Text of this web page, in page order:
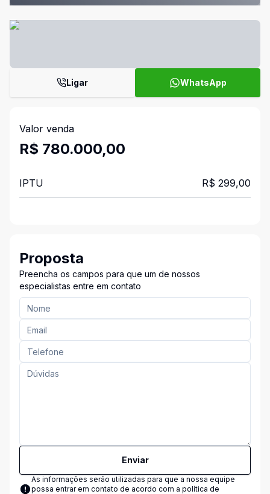
Ligar WhatsApp
Valor venda
R$ 780.000,00
IPTU R$ 299,00
Proposta
Preencha os campos para que um de nossos
especialistas entre em contato
Enviar
As informações serão utilizadas para que a nossa equipe
possa entrar em contato de acordo com a política de